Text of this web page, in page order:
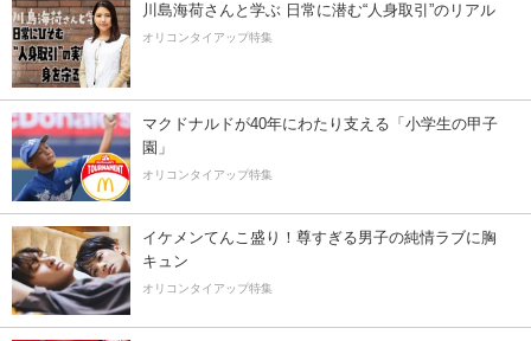
川島海荷さんと学ぶ 日常に潜む“人身取引”のリアル
オリコンタイアップ特集
マクドナルドが40年にわたり支える「小学生の甲子
園」
オリコンタイアップ特集
イケメンてんこ盛り！尊すぎる男子の純情ラブに胸
キュン
オリコンタイアップ特集